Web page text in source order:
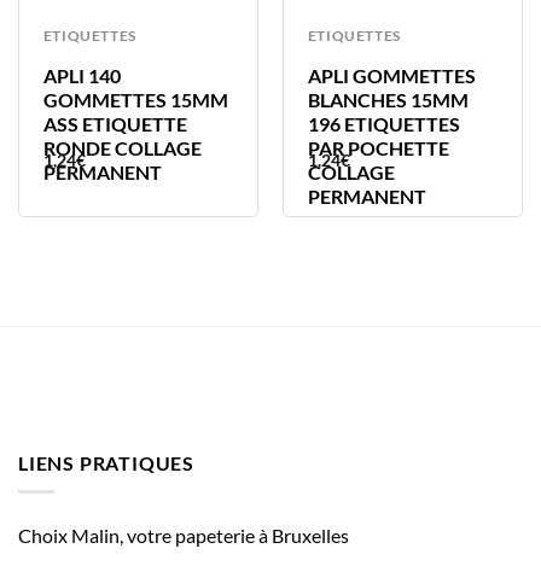
ETIQUETTES
APLI 140
GOMMETTES 15MM
ASS ETIQUETTE
RONDE COLLAGE
PERMANENT
1,24€
ETIQUETTES
APLI GOMMETTES
BLANCHES 15MM
196 ETIQUETTES
PAR POCHETTE
COLLAGE
PERMANENT
1,24€
LIENS PRATIQUES
Choix Malin, votre papeterie à Bruxelles